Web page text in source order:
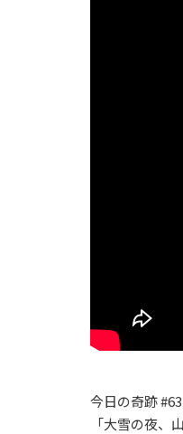
今日の奇跡 #63
「大雪の夜、